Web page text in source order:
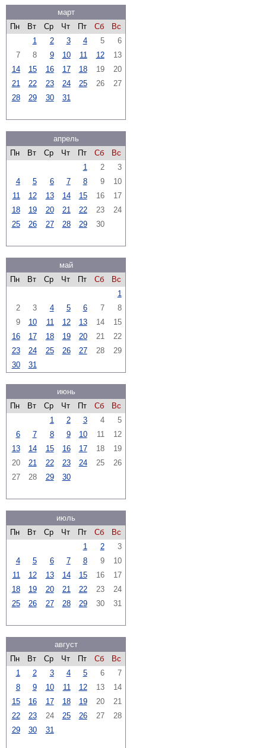
март
Пн
Вт Ср Чт Пт Сб
Вс
1
2 3 4 5
6
7
8 9 10 11 12
13
14
15 16 17 18 19
20
21
22 23 24 25 26
27
28
29 30 31
апрель
Пн
Вт Ср Чт Пт Сб
Вс
1
2
3
4
5 6 7 8 9
10
11
12 13 14 15 16
17
18
19 20 21 22 23
24
25
26 27 28 29 30
май
Пн
Вт Ср Чт Пт Сб
Вс
1
2
3 4 5 6 7
8
9
10 11 12 13 14
15
16
17 18 19 20 21
22
23
24 25 26 27 28
29
30
31
июнь
Пн
Вт Ср Чт Пт Сб
Вс
1
2 3 4
5
6
7 8 9 10 11
12
13
14 15 16 17 18
19
20
21 22 23 24 25
26
27
28 29 30
июль
Пн
Вт Ср Чт Пт Сб
Вс
1
2
3
4
5 6 7 8 9
10
11
12 13 14 15 16
17
18
19 20 21 22 23
24
25
26 27 28 29 30 31
август
Пн
Вт Ср Чт Пт Сб
Вс
1
2 3 4 5 6
7
8
9 10 11 12 13
14
15
16 17 18 19 20
21
22
23 24 25 26 27
28
29
30 31